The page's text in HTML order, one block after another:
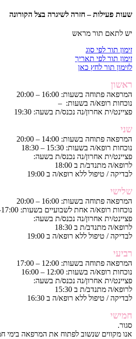
שעות פעילות – חזרה לשיגרה בצל הקורונה
יש לתאם תור מראש
זימון תור לפי סוג
זימון תור לפי תאריך
לזימון תור לחץ כאן
ראשון
המרפאה פתוחה בשעות: 16:00 – 20:00
נוכחות רופא/ה בשעות: –
פציינט/ית אחרון/נה נכנס/ת בשעה: 19:30
שני
המרפאה פתוחה בשעות: 14:00 – 20:00
נוכחות רופא/ה בשעות: 15:30 – 18:30
פציינט/ית אחרון/נה נכנס/ת בשעה:
לרופא/ה מתנדב/ת ב 18:00
לבדיקה / טיפול ללא רופא/ה ב 19:00
שלישי
המרפאה פתוחה בשעות: 16:00 – 20:00
נוכחות רופא/ה אחת לשבועיים בשעות: 17:00– 19:00
פציינט/ית אחרון/נה נכנס/ת בשעה:
לרופא/ה מתנדב/ת ב 18:30
לבדיקה / טיפול ללא רופא/ה ב 19:00
רביעי
המרפאה פתוחה בשעות: 12:00 – 17:00
נוכחות רופא/ה בשעות: 12:00 – 16:00
פציינט/ית אחרון/נה נכנס/ת בשעה:
לרופא/ה מתנדב/ת ב 15:30
לבדיקה / טיפול ללא רופא/ה ב 16:30
חמישי
סגור.
אנו מקווים שנשוב לפתוח את המרפאה בימי